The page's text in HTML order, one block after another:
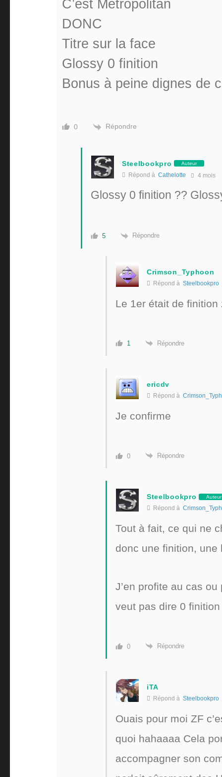
C’est Metropolitan
DONC
Titre sur la face
Glossy 0 finition
Bonus à peine dignes de
0 Répondre
Steelbookpro Auteur
Répond à Cathelotte 4 mois
Glossy 0 finition ??
5 Répondre
Crimson_Typhoon
Répond à Steelbookpro
Le 1er était de
1 Répondre
ericdv
Répond à
Je confirme
0 Répondre
Steelbookpro Auteur
Répond à
Tout à fait, ce qui ne
donc une finition,
J’en profite au cas
veut pas dire 0
0 Répondre
iTA
Répond à Steelbookpro
Ouais pour moi ZF
quoi hahaaaa Cela
accompagner son